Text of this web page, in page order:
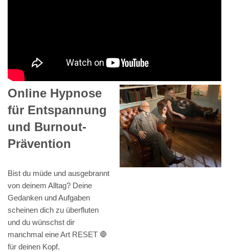
Online Hypnose
für Entspannung
und Burnout-
Prävention
Bist du müde und ausgebrannt
von deinem Alltag? Deine
Gedanken und Aufgaben
scheinen dich zu überfluten
und du wünschst dir
manchmal eine Art RESET 🛑
für deinen Kopf.